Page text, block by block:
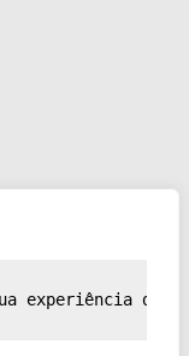
experiência